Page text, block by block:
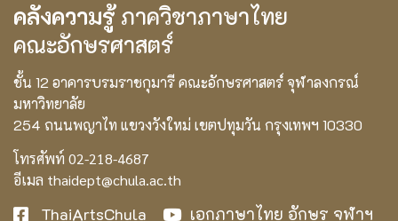
คลังความรู้ภาควิชาภาษาไทย
คณะอักษรศาสตร์
ชั้น 12 อาคารบรมราชกุมารี คณะอักษรศาสตร์ จุฬาลงกรณ์
มหาวิทยาลัย
254 ถนนพญาไท แขวงวังใหม่ เขตปทุมวัน กรุงเทพฯ 10330
โทรศัพท์ 02-218-4687
อีเมล thaidept@chula.ac.th
ThaiArtsChula เอกภาษาไทย อักษร จุฬาฯ